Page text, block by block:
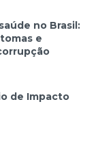
no Brasil:
e
de Impacto